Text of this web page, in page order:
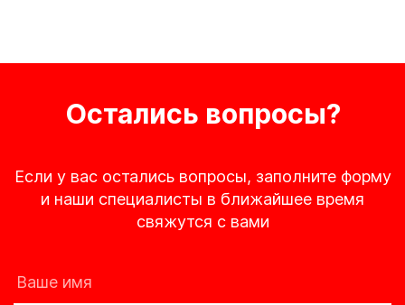
Остались вопросы?
Если у вас остались вопросы, заполните форму
и наши специалисты в ближайшее время
свяжутся с вами